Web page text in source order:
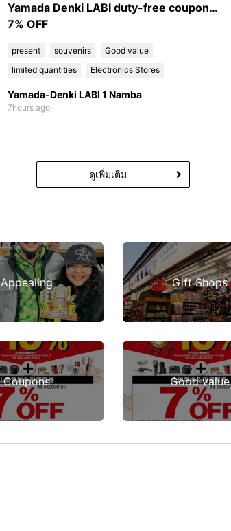
Yamada Denki LABI duty-free coupon! 10% tax-free +7% discount
7% OFF
present souvenirs
Good value
limited quantities
Electronics Stores
Yamada-Denki LABI 1 Namba
7hours ago
ดูเพิ่มเติม
Appealing Gift Shops
Coupons Good value